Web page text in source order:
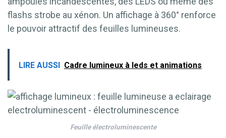
flashs strobe au xénon. Un affichage à 360° renforce
le pouvoir attractif des feuilles lumineuses.
LIRE AUSSI Cadre lumineux à leds et animations
Feuille électroluminescente